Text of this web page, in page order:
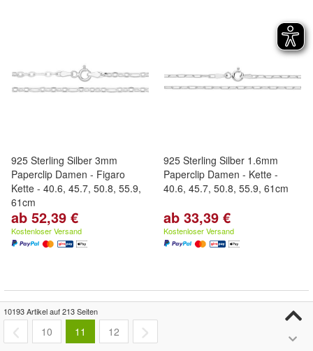
925 Sterling Silber 3mm
Paperclip Damen - Figaro
Kette - 40.6, 45.7, 50.8, 55.9,
61cm
ab 52,39 €
Kostenloser Versand
925 Sterling Silber 1.6mm
Paperclip Damen - Kette -
40.6, 45.7, 50.8, 55.9, 61cm
ab 33,39 €
Kostenloser Versand
10193 Artikel auf 213 Seiten
10 11 12